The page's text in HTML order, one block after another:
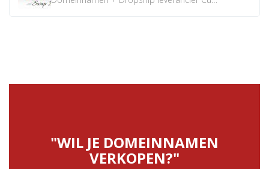
"WIL JE DOMEINNAMEN
VERKOPEN?"